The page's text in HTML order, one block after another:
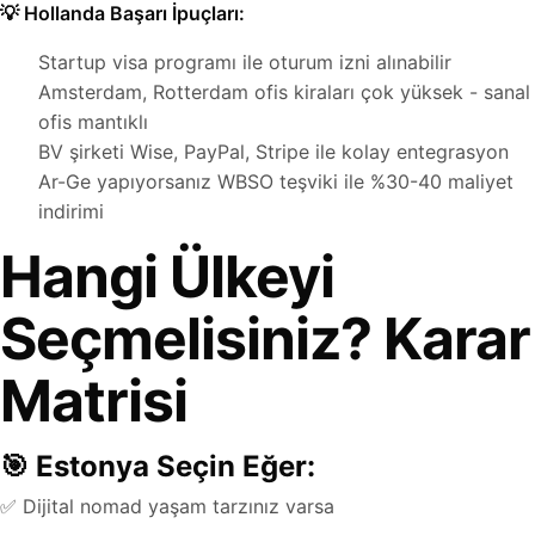
💡 Hollanda Başarı İpuçları:
Startup visa programı ile oturum izni alınabilir
Amsterdam, Rotterdam ofis kiraları çok yüksek - sanal
ofis mantıklı
BV şirketi Wise, PayPal, Stripe ile kolay entegrasyon
Ar-Ge yapıyorsanız WBSO teşviki ile %30-40 maliyet
indirimi
Hangi Ülkeyi
Seçmelisiniz? Karar
Matrisi
🎯 Estonya Seçin Eğer:
✅ Dijital nomad yaşam tarzınız varsa